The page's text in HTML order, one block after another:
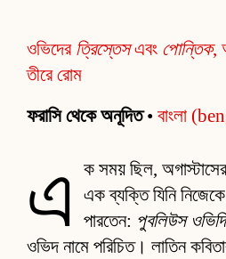
ওভিদের ত্রিস্তেসএবং পোন্তিক,
তীরে রোম
ফরাসি থেকে অনূদিত• বাংলা
এ
ক সময় ছিল,
এক ব্যক্তি যিনি নিজেকে
পারতেন: পুবলিউস
ওভিদ নামে পরিচিত। লাতিন